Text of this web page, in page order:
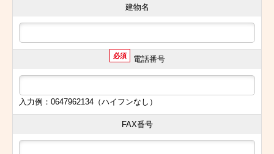
建物名
必須 電話番号
入力例：0647962134（ハイフンなし）
FAX番号